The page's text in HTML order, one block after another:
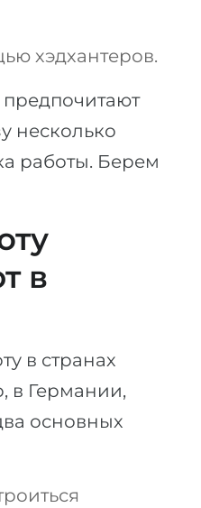
хэдхантеров.
несколько
работы. Берем
в
в странах
в Германии,
основных